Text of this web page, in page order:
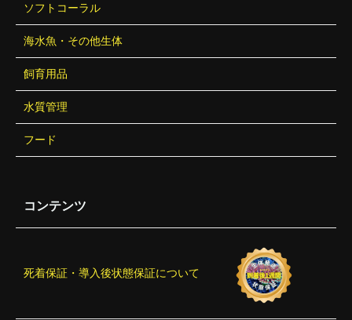
ソフトコーラル
海水魚・その他生体
飼育用品
水質管理
フード
コンテンツ
死着保証・導入後状態保証について